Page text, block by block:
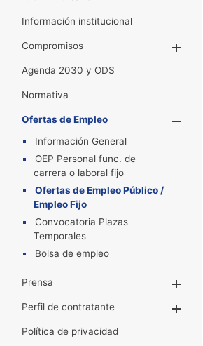
Información institucional
Compromisos
Agenda 2030 y ODS
Normativa
Ofertas de Empleo
Información General
OEP Personal func. de
carrera o laboral fijo
Ofertas de Empleo Público /
Empleo Fijo
Convocatoria Plazas
Temporales
Bolsa de empleo
Prensa
Perfil de contratante
Política de privacidad